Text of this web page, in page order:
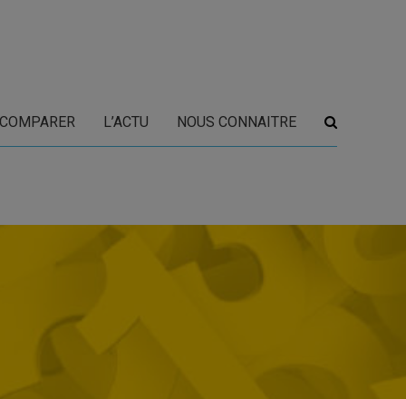
COMPARER L’ACTU NOUS CONNAITRE